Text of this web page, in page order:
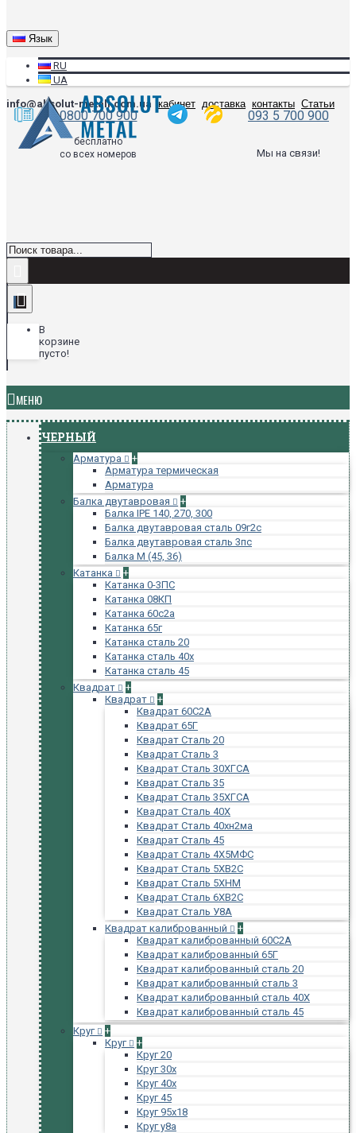
Язык
RU
UA
info@absolut-metall.com.ua
кабинет доставка контакты Статьи
0800 700 900 093 5 700 900
бесплатно
со всех номеров
Мы на связи!
В
корзине
пусто!
МЕНЮ
ЧЕРНЫЙ
Арматура
+
Арматура термическая
Арматура
Балка двутавровая
+
Балка IPE 140, 270, 300
Балка двутавровая сталь 09г2с
Балка двутавровая сталь 3пс
Балка М (45, 36)
Катанка
+
Катанка 0-3ПС
Катанка 08КП
Катанка 60с2а
Катанка 65г
Катанка сталь 20
Катанка сталь 40х
Катанка сталь 45
Квадрат
+
Квадрат
+
Квадрат 60С2А
Квадрат 65Г
Квадрат Сталь 20
Квадрат Сталь 3
Квадрат Сталь 30ХГСА
Квадрат Сталь 35
Квадрат Сталь 35ХГСА
Квадрат Сталь 40Х
Квадрат Сталь 40хн2ма
Квадрат Сталь 45
Квадрат Сталь 4Х5МФС
Квадрат Сталь 5ХВ2С
Квадрат Сталь 5ХНМ
Квадрат Сталь 6ХВ2С
Квадрат Сталь У8А
Квадрат калиброванный
+
Квадрат калиброванный 60С2А
Квадрат калиброванный 65Г
Квадрат калиброванный сталь 20
Квадрат калиброванный сталь 3
Квадрат калиброванный сталь 40Х
Квадрат калиброванный сталь 45
Круг
+
Круг
+
Круг 20
Круг 30х
Круг 40х
Круг 45
Круг 95х18
Круг у8а